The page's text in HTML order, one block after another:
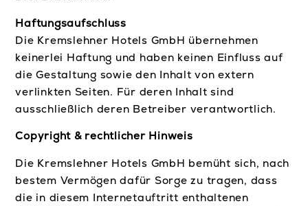
Haftungsaufschluss
Die Kremslehner Hotels GmbH übernehmen
keinerlei Haftung und haben keinen Einfluss auf
die Gestaltung sowie den Inhalt von extern
verlinkten Seiten. Für deren Inhalt sind
ausschließlich deren Betreiber verantwortlich.
Copyright & rechtlicher Hinweis
Die Kremslehner Hotels GmbH bemüht sich, nach
bestem Vermögen dafür Sorge zu tragen, dass
die in diesem Internetauftritt enthaltenen